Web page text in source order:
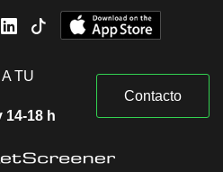
TU
14-18 h
Contacto